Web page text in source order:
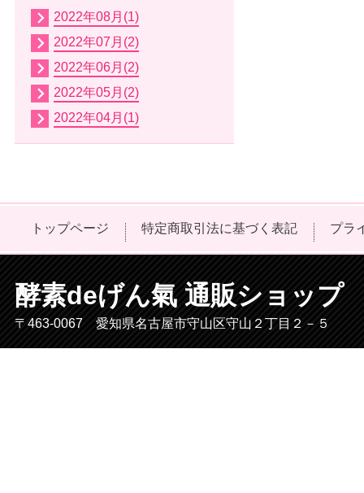
2022年08月(1)
2022年07月(2)
2022年06月(2)
2022年05月(2)
2022年04月(1)
トップページ 特定商取引法に基づく表記 プラ
酵素deげん氣 通販ショップ
〒463-0067 愛知県名古屋市守山区守山２丁目２－５